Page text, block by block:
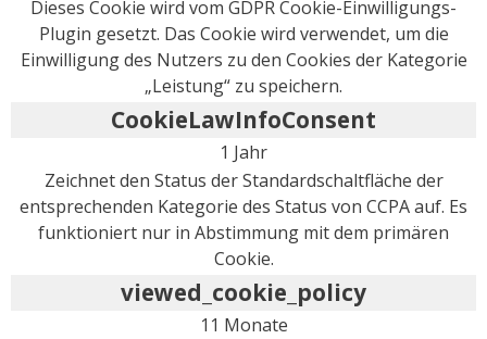
Dieses Cookie wird vom GDPR Cookie-Einwilligungs-
Plugin gesetzt. Das Cookie wird verwendet, um die
Einwilligung des Nutzers zu den Cookies der Kategorie
„Leistung“ zu speichern.
CookieLawInfoConsent
1 Jahr
Zeichnet den Status der Standardschaltfläche der
entsprechenden Kategorie des Status von CCPA auf. Es
funktioniert nur in Abstimmung mit dem primären
Cookie.
viewed_cookie_policy
11 Monate